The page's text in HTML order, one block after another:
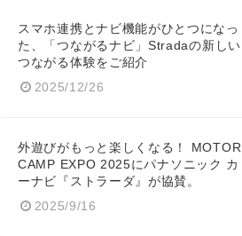
スマホ連携とナビ機能がひとつになっ
た、「つながるナビ」Stradaの新しい
つながる体験をご紹介
2025/12/26
外遊びがもっと楽しくなる！ MOTOR
CAMP EXPO 2025にパナソニック カ
ーナビ『ストラーダ』が協賛。
2025/9/16